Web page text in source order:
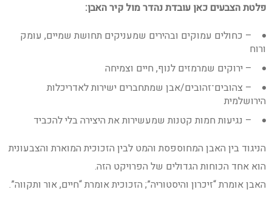
פלטת הצבעים כאן עובדת נהדר מול קיר האבן:
– כחולים עמוקים ובהירים שמעניקים תחושת שמיים, עומק
ורוח
– ירוקים שמרמזים לנוף, חיים וצמיחה
– צהובים־זהובים/אבן שמתחברים ישירות לאדריכלות
הירושלמית
– נגיעות חמות קטנות שמעשירות את היצירה בלי להכביד
הניגוד בין האבן המחוספסת והמט לבין הזכוכית המוארת והצבעונית
הוא אחד הכוחות הגדולים של הפרויקט הזה.
האבן אומרת “זיכרון והיסטוריה”; הזכוכית אומרת “חיים, אור ותקווה”.